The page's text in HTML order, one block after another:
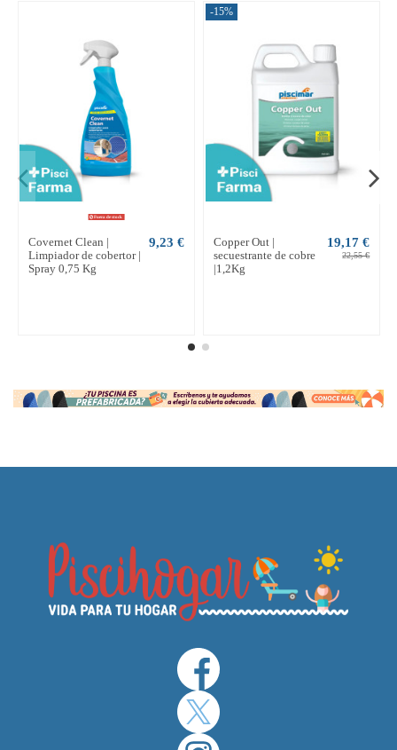
Fuera de stock
Covernet Clean |
Limpiador de cobertor |
Spray 0,75 Kg
9,23 €
-15%
Copper Out |
secuestrante de cobre
|1,2Kg
19,17 €
22,55 €